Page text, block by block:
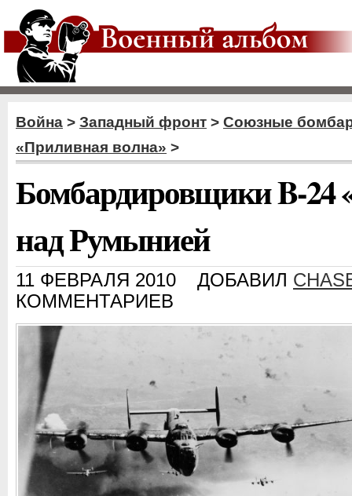
Война > Западный фронт > Союзные
«Приливная волна» >
Бомбардировщики B-24
над Румынией
11 ФЕВРАЛЯ 2010 ДОБАВИЛ
КОММЕНТАРИЕВ